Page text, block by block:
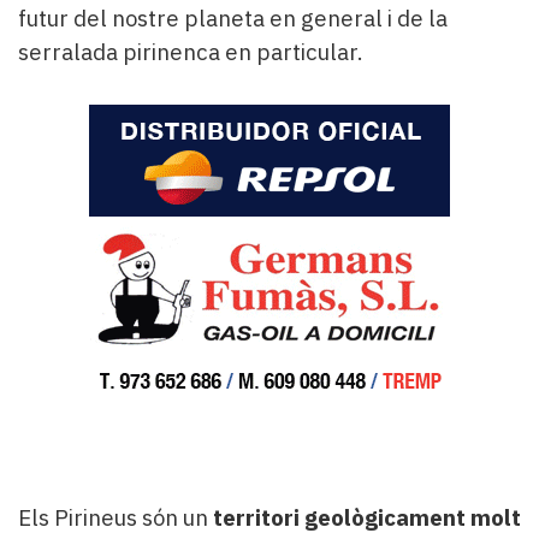
futur del nostre planeta en general i de la
serralada pirinenca en particular.
Els Pirineus són un territori geològicament molt